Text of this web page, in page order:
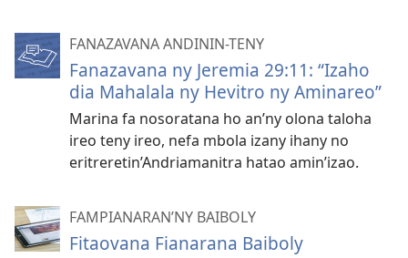
FANAZAVANA ANDININ-TENY
Fanazavana ny Jeremia 29:11: “Izaho
dia Mahalala ny Hevitro ny Aminareo”
Marina fa nosoratana ho an’ny olona taloha
ireo teny ireo, nefa mbola izany ihany no
eritreretin’Andriamanitra hatao amin’izao.
FAMPIANARAN’NY BAIBOLY
Fitaovana Fianarana Baiboly